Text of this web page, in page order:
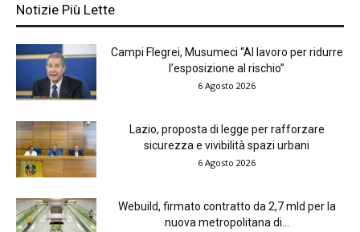
Notizie Più Lette
Campi Flegrei, Musumeci “Al lavoro per ridurre
l’esposizione al rischio”
6 Agosto 2026
Lazio, proposta di legge per rafforzare
sicurezza e vivibilità spazi urbani
6 Agosto 2026
Webuild, firmato contratto da 2,7 mld per la
nuova metropolitana di...